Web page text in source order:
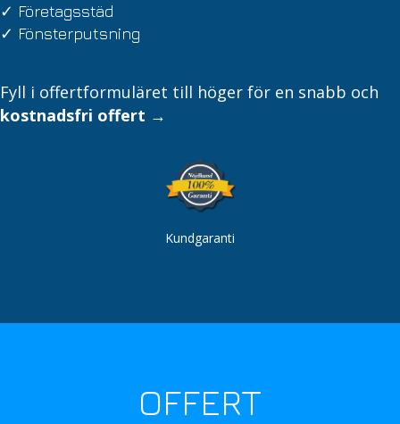
✓ Företagsstäd
✓ Fönsterputsning
Fyll i offertformuläret till höger för en snabb och
kostnadsfri offert →
Kundgaranti
OFFERT